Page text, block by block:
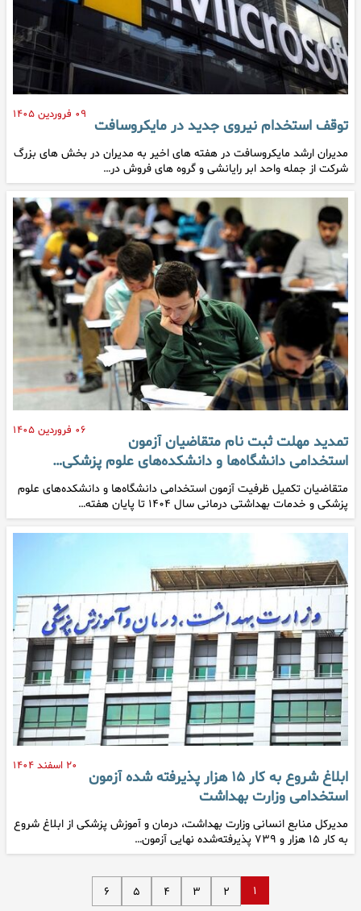
۰۹ فروردین ۱۴۰۵
توقف استخدام نیروی جدید در مایکروسافت
مدیران ارشد مایکروسافت در هفته های اخیر به مدیران در بخش های بزرگ
شرکت از جمله واحد ابر رایانشی و گروه های فروش در…
۰۶ فروردین ۱۴۰۵
تمدید مهلت ثبت نام متقاضیان آزمون
استخدامی دانشگاه‌ها و دانشکده‌های علوم پزشکی…
متقاضیان تکمیل ظرفیت آزمون استخدامی دانشگاه‌ها و دانشکده‌های علوم
پزشکی و خدمات بهداشتی درمانی سال ۱۴۰۴ تا پایان هفته…
۲۰ اسفند ۱۴۰۴
ابلاغ شروع به کار ۱۵ هزار پذیرفته شده آزمون
استخدامی وزارت بهداشت
مدیرکل منابع انسانی وزارت بهداشت، درمان و آموزش پزشکی از ابلاغ شروع
به کار ۱۵ هزار و ۷۳۹ پذیرفته‌شده نهایی آزمون…
۱ ۲ ۳ ۴ ۵ ۶